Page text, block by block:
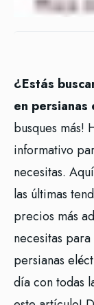
¿Estás
en persianas
busques más!
informativo
necesitas.
las últimas
precios más
necesitas
persianas
día con todas